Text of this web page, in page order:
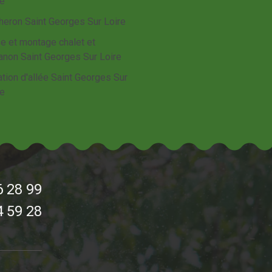
Saint Georges Sur Loire
et montage chalet et
Saint Georges Sur Loire
d'allée Saint Georges Sur
28 99
59 28